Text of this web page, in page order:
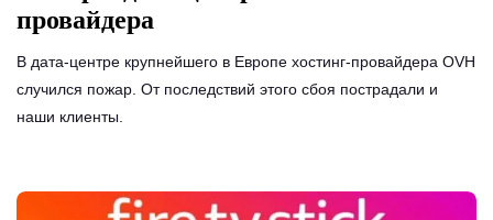
провайдера
В дата-центре крупнейшего в Европе хостинг-провайдера OVH
случился пожар. От последствий этого сбоя пострадали и
наши клиенты.